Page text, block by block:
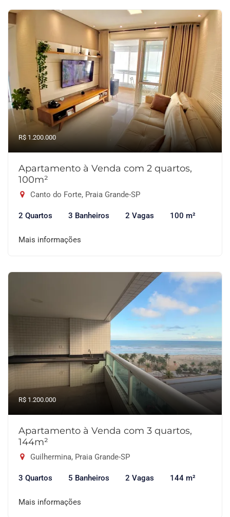
R$ 1.200.000
Apartamento à Venda com 2 quartos,
100m²
Canto do Forte, Praia Grande-SP
2 Quartos 3 Banheiros 2 Vagas 100 m²
Mais informações
R$ 1.200.000
Apartamento à Venda com 3 quartos,
144m²
Guilhermina, Praia Grande-SP
3 Quartos 5 Banheiros 2 Vagas 144 m²
Mais informações